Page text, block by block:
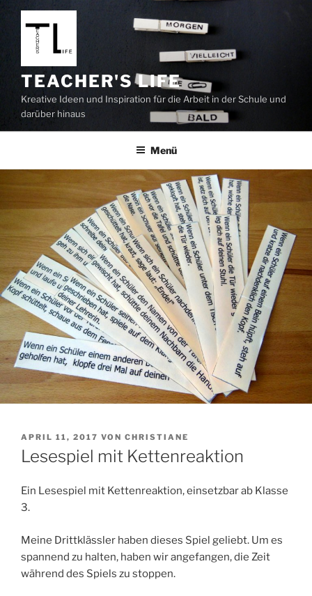
Zum
Inhalt
springen
TEACHER'S LIFE
Kreative Ideen und Inspiration für die Arbeit in der Schule und
darüber hinaus
Menü
VERÖFFENTLICHT
AM
APRIL 11, 2017 VON CHRISTIANE
Lesespiel mit Kettenreaktion
Ein Lesespiel mit Kettenreaktion, einsetzbar ab Klasse
3.
Meine Drittklässler haben dieses Spiel geliebt. Um es
spannend zu halten, haben wir angefangen, die Zeit
während des Spiels zu stoppen.